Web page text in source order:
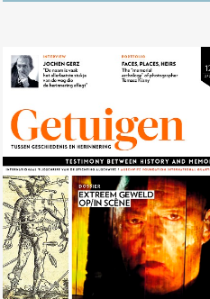
Nr. 121 (10/2015) Extreem geweld
op/in scène